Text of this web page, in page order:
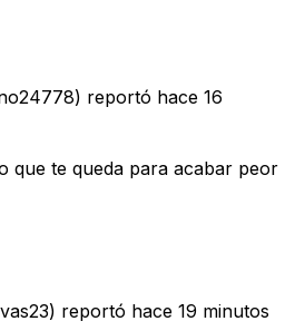
reportó hace 16
que te queda para acabar peor
reportó hace 19 minutos